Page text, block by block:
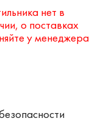
нет в
о поставках
у менеджера